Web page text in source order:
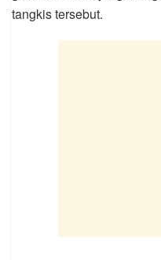
tangkis tersebut.